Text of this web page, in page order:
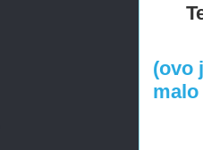
(ovo